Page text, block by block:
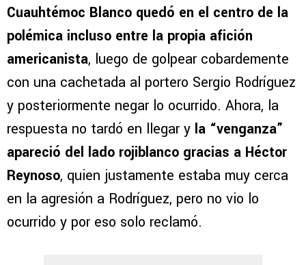
Cuauhtémoc Blanco quedó en el centro de la
polémica incluso entre la propia afición
americanista, luego de golpear cobardemente
con una cachetada al portero Sergio Rodríguez
y posteriormente negar lo ocurrido. Ahora, la
respuesta no tardó en llegar y la “venganza”
apareció del lado rojiblanco gracias a Héctor
Reynoso, quien justamente estaba muy cerca
en la agresión a Rodríguez, pero no vio lo
ocurrido y por eso solo reclamó.